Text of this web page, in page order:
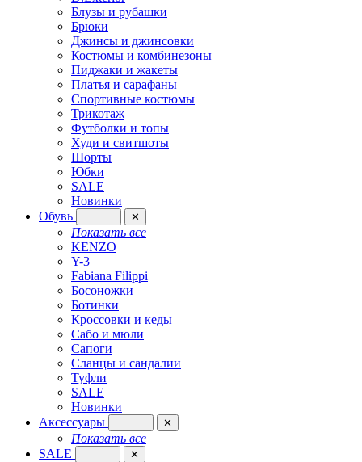
Блузы и рубашки
Брюки
Джинсы и джинсовки
Костюмы и комбинезоны
Пиджаки и жакеты
Платья и сарафаны
Спортивные костюмы
Трикотаж
Футболки и топы
Худи и свитшоты
Шорты
Юбки
SALE
Новинки
Обувь
✕
Показать все
KENZO
Y-3
Fabiana Filippi
Босоножки
Ботинки
Кроссовки и кеды
Сабо и мюли
Сапоги
Сланцы и сандалии
Туфли
SALE
Новинки
Аксессуары
✕
Показать все
SALE
✕